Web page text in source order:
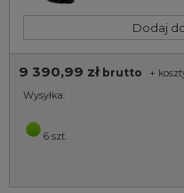
Dodaj
9 390,99 zł brutto +
Wysyłka:
6 szt.